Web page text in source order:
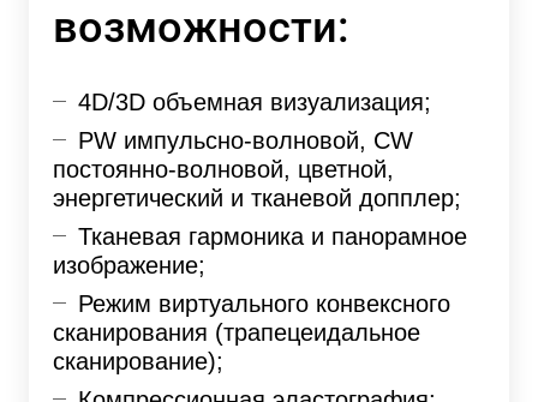
возможности:
4D/3D объемная визуализация;
PW импульсно-волновой, CW
постоянно-волновой, цветной,
энергетический и тканевой допплер;
Тканевая гармоника и панорамное
изображение;
Режим виртуального конвексного
сканирования (трапецеидальное
сканирование);